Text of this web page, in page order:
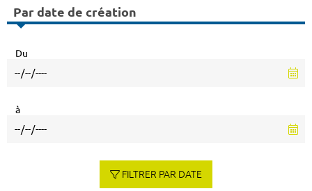
Par date de création
Du
à
FILTRER PAR DATE